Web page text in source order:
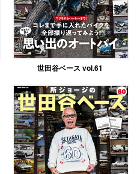
世田谷ベース vol.61